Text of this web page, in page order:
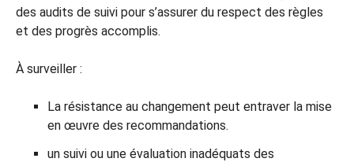
des audits de suivi pour s’assurer du respect des règles
et des progrès accomplis.
À surveiller :
La résistance au changement peut entraver la mise
en œuvre des recommandations.
un suivi ou une évaluation inadéquats des